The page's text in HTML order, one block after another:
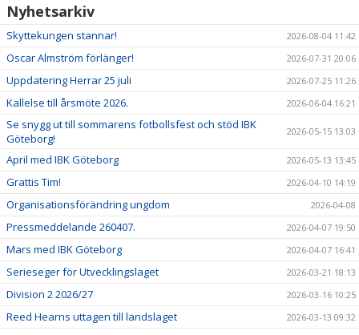
Nyhetsarkiv
Skyttekungen stannar! 2026-08-04 11:42
Oscar Almström förlänger! 2026-07-31 20:06
Uppdatering Herrar 25 juli 2026-07-25 11:26
Kallelse till årsmöte 2026. 2026-06-04 16:21
Se snygg ut till sommarens fotbollsfest och stöd IBK
Göteborg!
2026-05-15 13:03
April med IBK Göteborg 2026-05-13 13:45
Grattis Tim! 2026-04-10 14:19
Organisationsförändring ungdom 2026-04-08
Pressmeddelande 260407. 2026-04-07 19:50
Mars med IBK Göteborg 2026-04-07 16:41
Serieseger för Utvecklingslaget 2026-03-21 18:13
Division 2 2026/27 2026-03-16 10:25
Reed Hearns uttagen till landslaget 2026-03-13 09:32